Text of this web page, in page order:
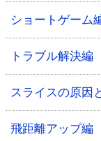
ショートゲーム
トラブル解決編
スライスの原因
飛距離アップ編